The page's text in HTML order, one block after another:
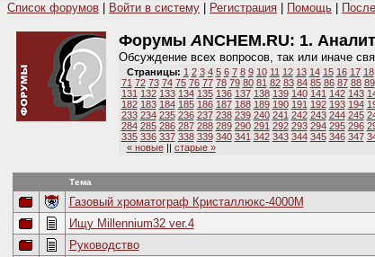
Список форумов
Войти в систему Регистрация Помощь
ФорумыANCHEM.RU: 1.
Обсуждение всех вопросов, так или иначе
Страницы: 1 2 3 4 5 6 7 8 9 10 11 12 13 14 15 16 17 18
71 72 73 74 75 76 77 78 79 80 81 82 83 84 85 86 87 88 89
131 132 133 134 135 136 137 138 139 140 141 142 143
182 183 184 185 186 187 188 189 190 191 192 193 194
233 234 235 236 237 238 239 240 241 242 243 244 245
284 285 286 287 288 289 290 291 292 293 294 295 296
335 336 337 338 339 340 341 342 343 344 345 346 347
« новые|| старые »
Тема
Газовый хроматограф Кристаллюкс-4000М
Ищу Millennium32 ver.4
Руководство